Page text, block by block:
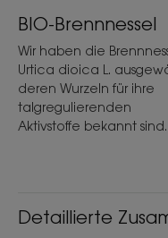
Detaillierte
BIO-Brennnessel
Wir haben die
Urtica dioica L.
deren Wurzeln für ihre
talgregulierenden
Aktivstoffe bekannt sind.